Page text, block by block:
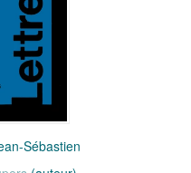
Sébastien